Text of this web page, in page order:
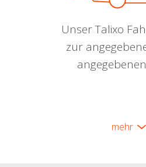
Unser Talixo
zur
mehr